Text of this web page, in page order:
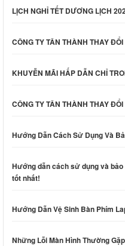
LỊCH NGHỈ TẾT DƯƠNG LỊCH
CÔNG TY TÂN THÀNH THAY
KHUYỄN MÃI HẤP DẪN CHỈ
CÔNG TY TÂN THÀNH THAY
Hướng Dẫn Cách Sử Dụng Và
Hướng dẫn cách sử dụng và
tốt nhất!
Hướng Dẫn Vệ Sinh Bàn Phím
Những Lỗi Màn Hình Thường